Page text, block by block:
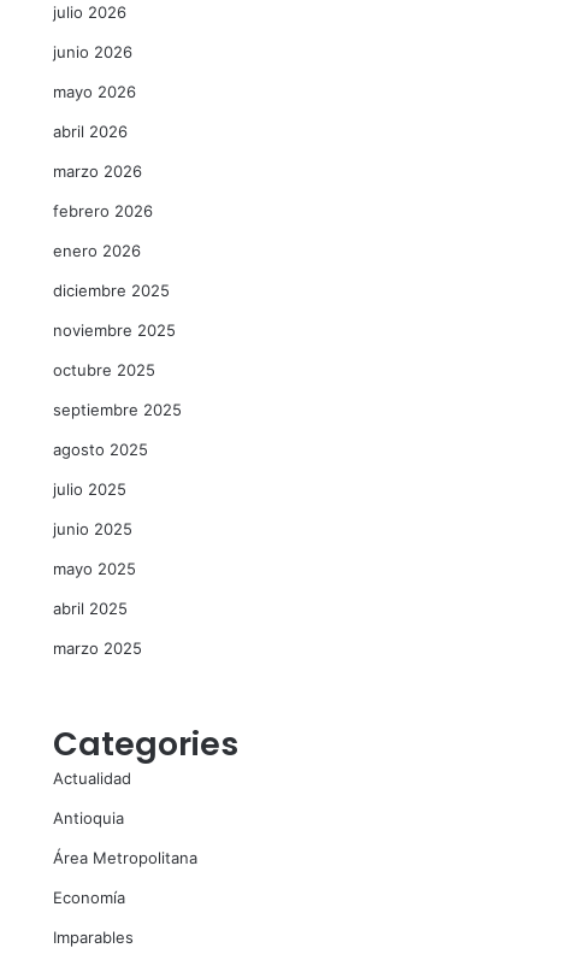
julio 2026
junio 2026
mayo 2026
abril 2026
marzo 2026
febrero 2026
enero 2026
diciembre 2025
noviembre 2025
octubre 2025
septiembre 2025
agosto 2025
julio 2025
junio 2025
mayo 2025
abril 2025
marzo 2025
Categories
Actualidad
Antioquia
Área Metropolitana
Economía
Imparables